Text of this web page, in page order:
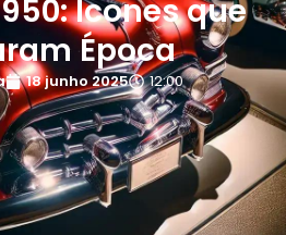
Ícones que
Época
18 junho 2025 12:00